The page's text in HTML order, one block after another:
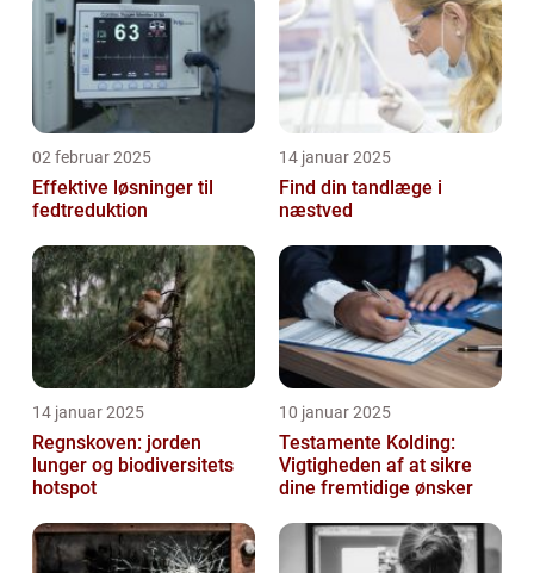
02 februar 2025
Effektive løsninger til
fedtreduktion
14 januar 2025
Find din tandlæge i
næstved
14 januar 2025
Regnskoven: jorden
lunger og biodiversitets
hotspot
10 januar 2025
Testamente Kolding:
Vigtigheden af at sikre
dine fremtidige ønsker